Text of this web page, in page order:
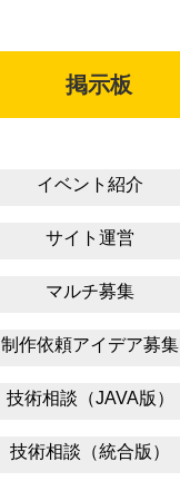
掲示板
イベント紹介
サイト運営
マルチ募集
制作依頼アイデア募集
技術相談（JAVA版）
技術相談（統合版）